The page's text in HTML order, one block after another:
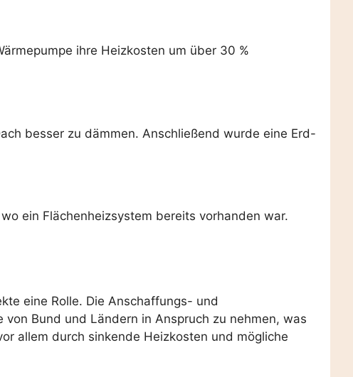
ihre Heizkosten um über 30 %
besser zu dämmen. Anschließend wurde eine Erd-
ein Flächenheizsystem bereits vorhanden war.
eine Rolle. Die Anschaffungs- und
Bund und Ländern in Anspruch zu nehmen, was
allem durch sinkende Heizkosten und mögliche